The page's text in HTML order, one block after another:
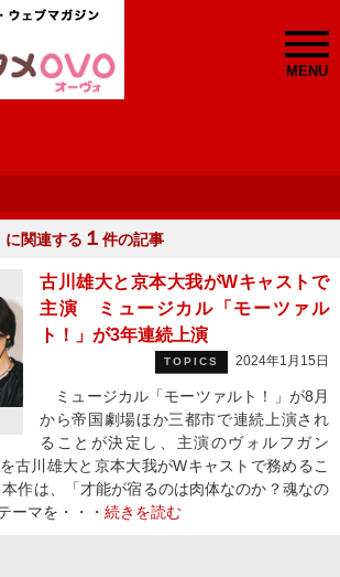
MENU
に関連する １ 件の記事
古川雄大と京本大我がWキャストで
主演 ミュージカル「モーツァル
ト！」が3年連続上演
TOPICS 2024年1月15日
ミュージカル「モーツァルト！」が8月
から帝国劇場ほか三都市で連続上演され
ることが決定し、主演のヴォルフガン
古川雄大と京本大我がWキャストで務めるこ
作は、「才能が宿るのは肉体なのか？魂なの
ーマを・・・ 続きを読む